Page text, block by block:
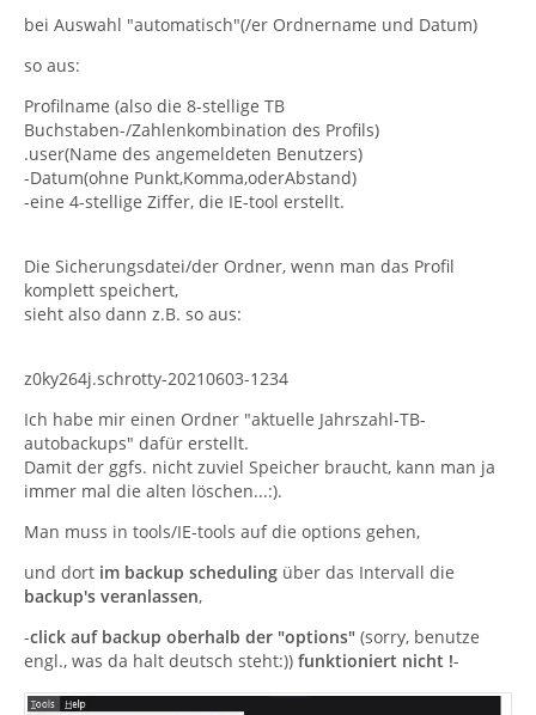
bei Auswahl "automatisch"(/er Ordnername und Datum)
so aus:
Profilname (also die 8-stellige TB
Buchstaben-/Zahlenkombination des Profils)
.user(Name des angemeldeten Benutzers)
-Datum(ohne Punkt,Komma,oderAbstand)
-eine 4-stellige Ziffer, die IE-tool erstellt.
Die Sicherungsdatei/der Ordner, wenn man das Profil
komplett speichert,
sieht also dann z.B. so aus:
z0ky264j.schrotty-20210603-1234
Ich habe mir einen Ordner "aktuelle Jahrszahl-TB-
autobackups" dafür erstellt.
Damit der ggfs. nicht zuviel Speicher braucht, kann man ja
immer mal die alten löschen...:).
Man muss in tools/IE-tools auf die options gehen,
und dort im backup scheduling über das Intervall die
backup's veranlassen,
-click auf backup oberhalb der "options" (sorry, benutze
engl., was da halt deutsch steht:)) funktioniert nicht !-